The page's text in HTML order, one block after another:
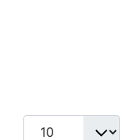
Affichage #